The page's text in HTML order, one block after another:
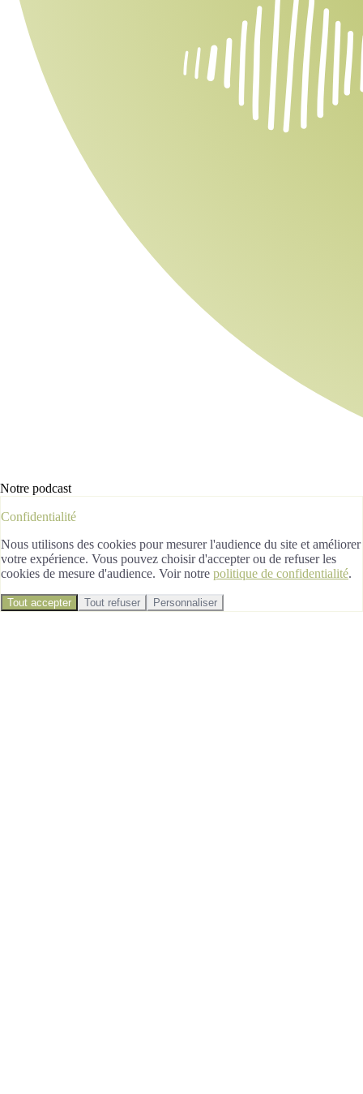
Notre podcast
Confidentialité
Nous utilisons des cookies pour mesurer l'audience du site et améliorer
votre expérience. Vous pouvez choisir d'accepter ou de refuser les
cookies de mesure d'audience. Voir notre politique de confidentialité.
Tout accepter Tout refuser Personnaliser